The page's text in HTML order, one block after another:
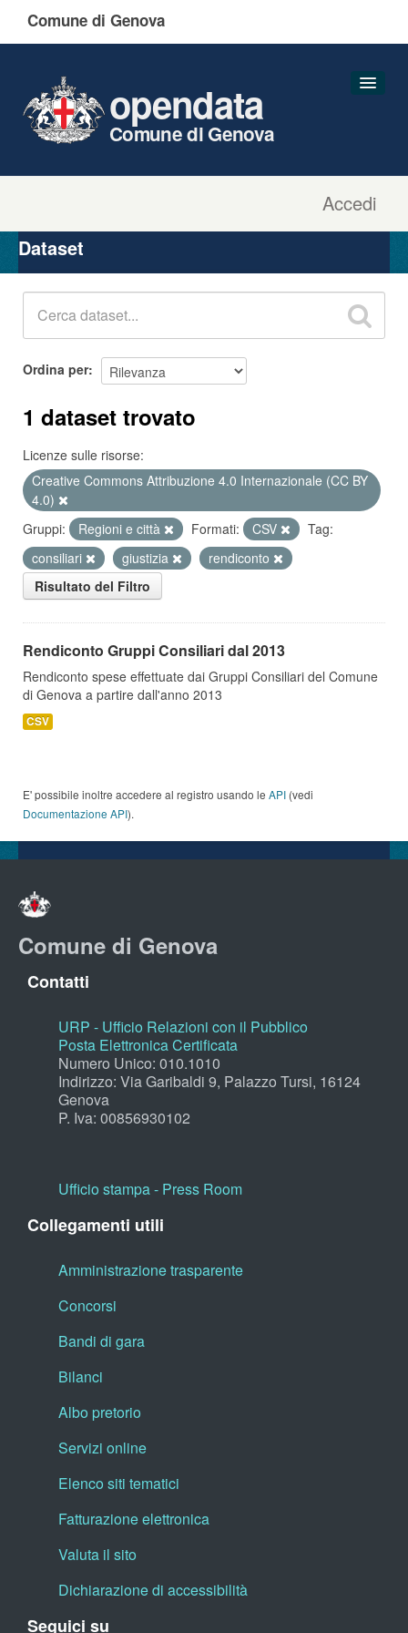
Comune di Genova
Accedi
opendata
Comune di Genova
Organizzazioni
Gruppi
Dataset
Ordina per
1 dataset trovato
Licenze sulle risorse:
Creative Commons Attribuzione 4.0 Internazionale (CC BY
4.0)
Gruppi:
Regioni e città Formati: CSV
Tag:
consiliari
giustizia
rendiconto
Risultato del Filtro
Rendiconto Gruppi Consiliari dal 2013
Rendiconto spese effettuate dai Gruppi Consiliari del Comune
di Genova a partire dall'anno 2013
CSV
E' possibile inoltre accedere al registro usando le API (vedi
Documentazione API).
Comune di Genova
Contatti
URP - Ufficio Relazioni con il Pubblico
Posta Elettronica Certificata
Numero Unico: 010.1010
Indirizzo: Via Garibaldi 9, Palazzo Tursi, 16124
Genova
P. Iva: 00856930102
Ufficio stampa - Press Room
Collegamenti utili
Amministrazione trasparente
Concorsi
Bandi di gara
Bilanci
Albo pretorio
Servizi online
Elenco siti tematici
Fatturazione elettronica
Valuta il sito
Dichiarazione di accessibilità
Seguici su